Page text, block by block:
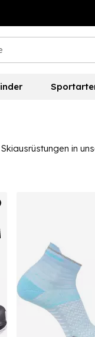
in
Outdoor-
Laufschuhen